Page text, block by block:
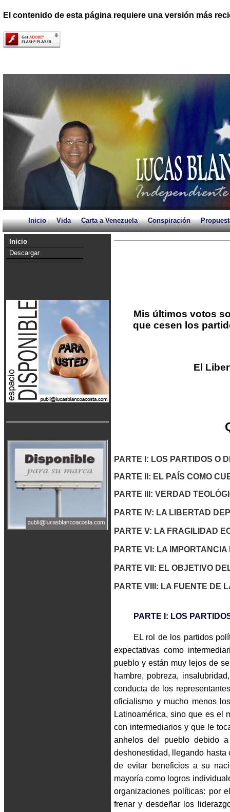
Inicio Vida Carta a Venezuela Conspiración
El contenido de esta página requiere una versión más
Inicio
Descargar
Mis últimos votos
que cesen los
El
PARTE I: LOS PARTIDOS O
PARTE II: EL PAÍS COMO
PARTE III: VERDAD
PARTE IV: LA LIBERTAD
PARTE V: LA FRAGILIDAD
PARTE VI: LA
PARTE VII: EL OBJETIVO
PARTE VIII: LA FUENTE DE
PARTE I: LOS
EL rol de los partidos
expectativas como
pueblo y están muy lejos de
hambre, pobreza,
conducta de los
oficialismo y mucho menos
Latinoamérica, sino que es el
con intermediarios y que le
anhelos del pueblo debido
deshonestidad, llegando
de evitar beneficios a su
mayoría como logros
organizaciones políticas: por
frenar y desdeñar los